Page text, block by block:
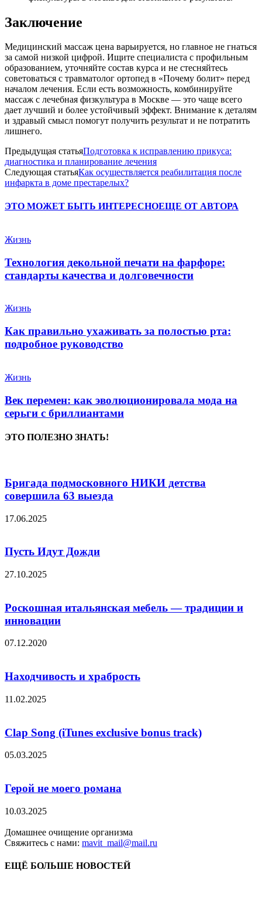
Заключение
Медицинский массаж цена варьируется, но главное не гнаться
за самой низкой цифрой. Ищите специалиста с профильным
образованием, уточняйте состав курса и не стесняйтесь
советоваться с травматолог ортопед в «Почему болит» перед
началом лечения. Если есть возможность, комбинируйте
массаж с лечебная физкультура в Москве — это чаще всего
дает лучший и более устойчивый эффект. Внимание к деталям
и здравый смысл помогут получить результат и не потратить
лишнего.
Предыдущая статьяПодготовка к исправлению прикуса:
диагностика и планирование лечения
Следующая статьяКак осуществляется реабилитация после
инфаркта в доме престарелых?
ЭТО МОЖЕТ БЫТЬ ИНТЕРЕСНОЕЩЕ ОТ АВТОРА
Жизнь
Технология декольной печати на фарфоре:
стандарты качества и долговечности
Жизнь
Как правильно ухаживать за полостью рта:
подробное руководство
Жизнь
Век перемен: как эволюционировала мода на
серьги с бриллиантами
ЭТО ПОЛЕЗНО ЗНАТЬ!
Бригада подмосковного НИКИ детства
совершила 63 выезда
17.06.2025
Пусть Идут Дожди
27.10.2025
Роскошная итальянская мебель — традиции и
инновации
07.12.2020
Находчивость и храбрость
11.02.2025
Clap Song (iTunes exclusive bonus track)
05.03.2025
Герой не моего романа
10.03.2025
Домашнее очищение организма
Свяжитесь с нами: mavit_mail@mail.ru
ЕЩЁ БОЛЬШЕ НОВОСТЕЙ